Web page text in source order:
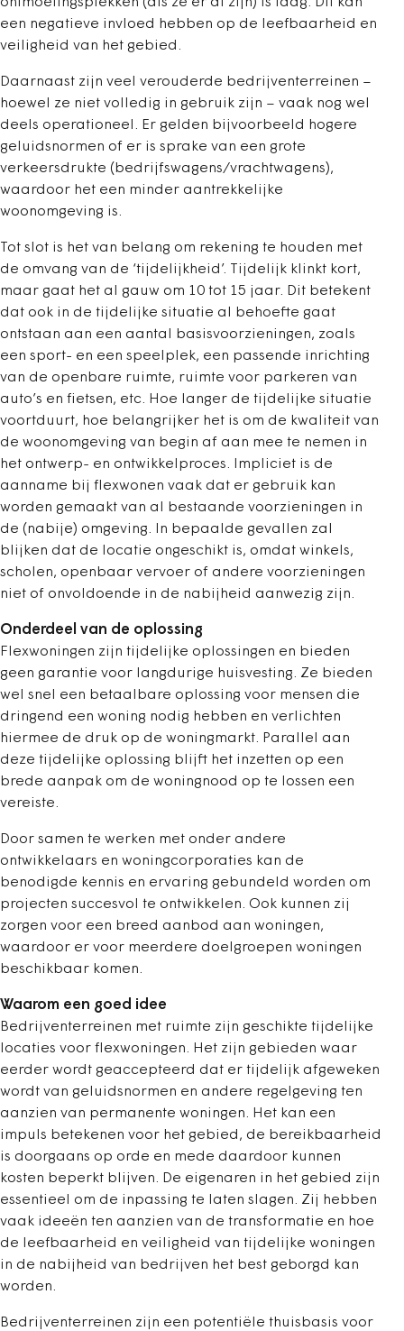
een negatieve invloed hebben op de leefbaarheid en
veiligheid van het gebied.
Daarnaast zijn veel verouderde bedrijventerreinen –
hoewel ze niet volledig in gebruik zijn – vaak nog wel
deels operationeel. Er gelden bijvoorbeeld hogere
geluidsnormen of er is sprake van een grote
verkeersdrukte (bedrijfswagens/vrachtwagens),
waardoor het een minder aantrekkelijke
woonomgeving is.
Tot slot is het van belang om rekening te houden met
de omvang van de ‘tijdelijkheid’. Tijdelijk klinkt kort,
maar gaat het al gauw om 10 tot 15 jaar. Dit betekent
dat ook in de tijdelijke situatie al behoefte gaat
ontstaan aan een aantal basisvoorzieningen, zoals
een sport- en een speelplek, een passende inrichting
van de openbare ruimte, ruimte voor parkeren van
auto’s en fietsen, etc. Hoe langer de tijdelijke situatie
voortduurt, hoe belangrijker het is om de kwaliteit van
de woonomgeving van begin af aan mee te nemen in
het ontwerp- en ontwikkelproces. Impliciet is de
aanname bij flexwonen vaak dat er gebruik kan
worden gemaakt van al bestaande voorzieningen in
de (nabije) omgeving. In bepaalde gevallen zal
blijken dat de locatie ongeschikt is, omdat winkels,
scholen, openbaar vervoer of andere voorzieningen
niet of onvoldoende in de nabijheid aanwezig zijn.
Onderdeel van de oplossing
Flexwoningen zijn tijdelijke oplossingen en bieden
geen garantie voor langdurige huisvesting. Ze bieden
wel snel een betaalbare oplossing voor mensen die
dringend een woning nodig hebben en verlichten
hiermee de druk op de woningmarkt. Parallel aan
deze tijdelijke oplossing blijft het inzetten op een
brede aanpak om de woningnood op te lossen een
vereiste.
Door samen te werken met onder andere
ontwikkelaars en woningcorporaties kan de
benodigde kennis en ervaring gebundeld worden om
projecten succesvol te ontwikkelen. Ook kunnen zij
zorgen voor een breed aanbod aan woningen,
waardoor er voor meerdere doelgroepen woningen
beschikbaar komen.
Waarom een goed idee
Bedrijventerreinen met ruimte zijn geschikte tijdelijke
locaties voor flexwoningen. Het zijn gebieden waar
eerder wordt geaccepteerd dat er tijdelijk afgeweken
wordt van geluidsnormen en andere regelgeving ten
aanzien van permanente woningen. Het kan een
impuls betekenen voor het gebied, de bereikbaarheid
is doorgaans op orde en mede daardoor kunnen
kosten beperkt blijven. De eigenaren in het gebied zijn
essentieel om de inpassing te laten slagen. Zij hebben
vaak ideeën ten aanzien van de transformatie en hoe
de leefbaarheid en veiligheid van tijdelijke woningen
in de nabijheid van bedrijven het best geborgd kan
worden.
Bedrijventerreinen zijn een potentiële thuisbasis voor